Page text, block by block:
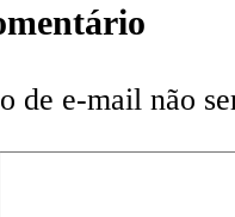
de e-mail não